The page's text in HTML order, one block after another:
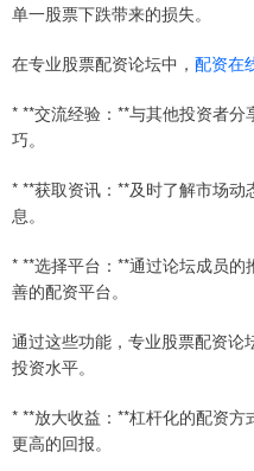
单一股票下跌带来的损失。
在专业股票配资论坛中， 配资在
* **交流经验：**与其他投资者
巧。
* **获取资讯：**及时了解市场
息。
* **选择平台：**通过论坛成员
善的配资平台。
通过这些功能，专业股票配资论
投资水平。
* **放大收益：**杠杆化的配资
更高的回报。